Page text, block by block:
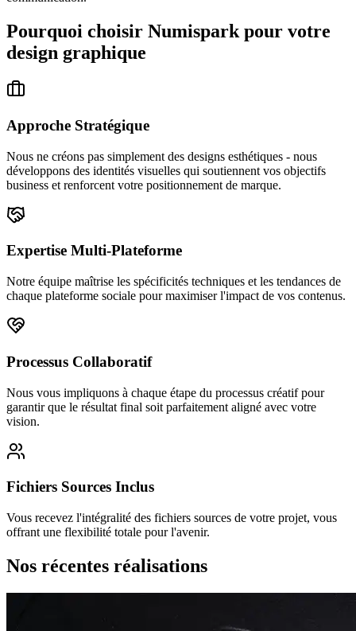
Pourquoi choisir Numispark pour votre
design graphique
Approche Stratégique
Nous ne créons pas simplement des designs esthétiques - nous
développons des identités visuelles qui soutiennent vos objectifs
business et renforcent votre positionnement de marque.
Expertise Multi-Plateforme
Notre équipe maîtrise les spécificités techniques et les tendances de
chaque plateforme sociale pour maximiser l'impact de vos contenus.
Processus Collaboratif
Nous vous impliquons à chaque étape du processus créatif pour
garantir que le résultat final soit parfaitement aligné avec votre
vision.
Fichiers Sources Inclus
Vous recevez l'intégralité des fichiers sources de votre projet, vous
offrant une flexibilité totale pour l'avenir.
Nos récentes réalisations